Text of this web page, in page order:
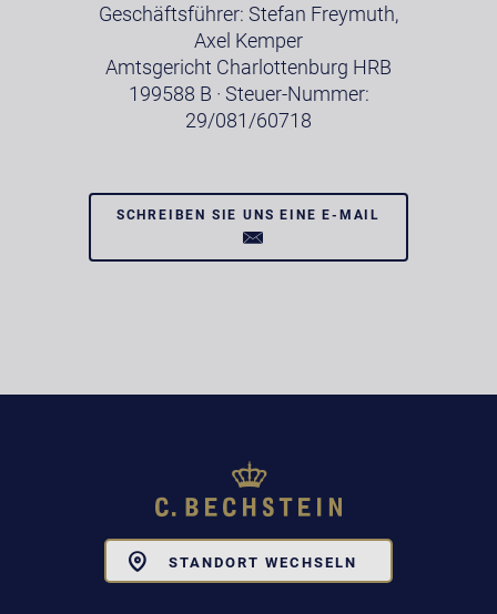
Geschäftsführer: Stefan Freymuth,
Axel Kemper
Amtsgericht Charlottenburg HRB
199588 B · Steuer-Nummer:
29/081/60718
SCHREIBEN SIE UNS EINE E-MAIL
STANDORT WECHSELN